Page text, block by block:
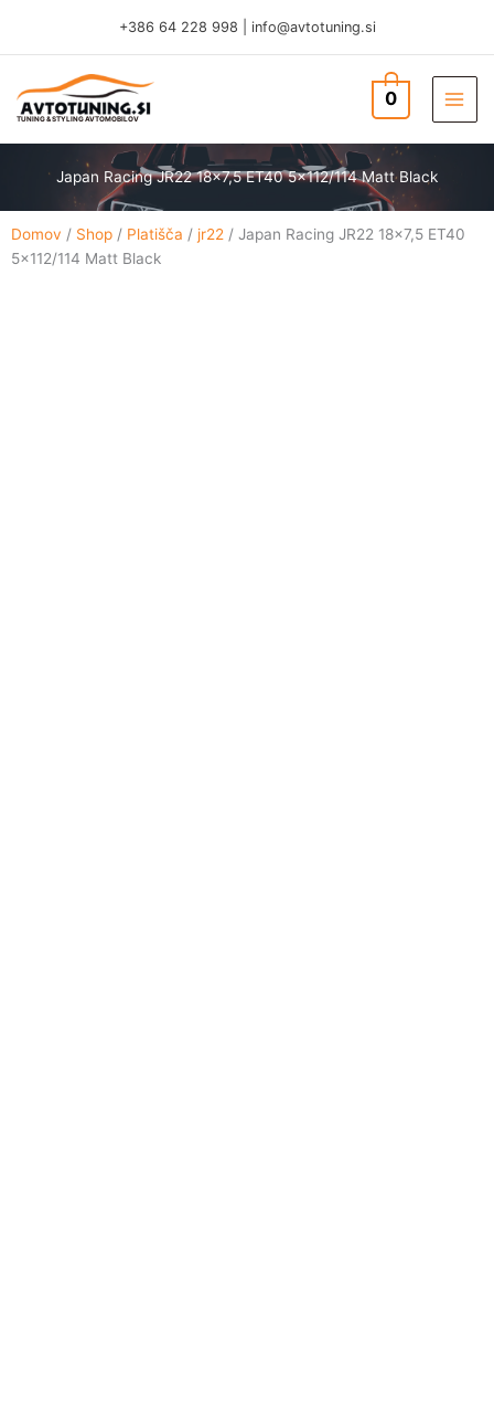
content
+386 64 228 998 info@avtotuning.si
TUNING & STYLING AVTOMOBILOV
0
Japan Racing JR22 18×7,5 ET40 5×112/114 Matt Black
Domov / Shop / Platišča / jr22 / Japan Racing JR22 18×7,5 ET40
5×112/114 Matt Black